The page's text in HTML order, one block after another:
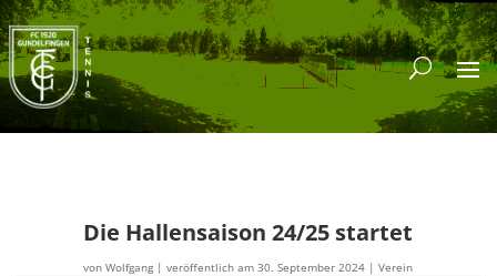
Die Hallensaison 24/25 startet
vonWolfgang |veröffentlich am 30. September 2024 |Verein